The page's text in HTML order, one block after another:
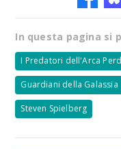
In questa pagina si
I Predatori dell'Arca
Guardiani della Galassia
Steven Spielberg